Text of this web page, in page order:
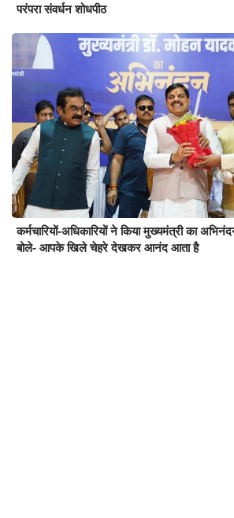
परंपरा संवर्धन शोधपीठ
कर्मचारियों-अधिकारियों ने किया मुख्यमंत्री का
बोले- आपके खिले चेहरे देखकर आनंद आता है